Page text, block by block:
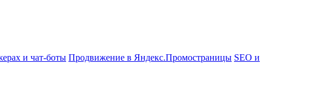
и чат-боты Продвижение в Яндекс.Промостраницы SEO и